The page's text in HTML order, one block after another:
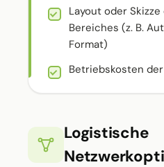
Layout oder
Bereiches (z. B.
Format)
Betriebskosten
Logistische